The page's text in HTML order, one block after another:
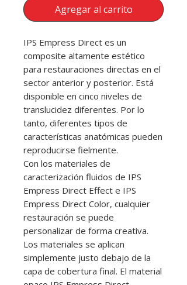
Agregar al carrito
IPS Empress Direct es un
composite altamente estético
para restauraciones directas en el
sector anterior y posterior. Está
disponible en cinco niveles de
translucidez diferentes. Por lo
tanto, diferentes tipos de
características anatómicas pueden
reproducirse fielmente.
Con los materiales de
caracterización fluidos de IPS
Empress Direct Effect e IPS
Empress Direct Color, cualquier
restauración se puede
personalizar de forma creativa.
Los materiales se aplican
simplemente justo debajo de la
capa de cobertura final. El material